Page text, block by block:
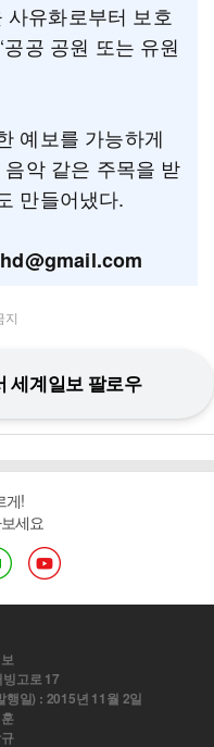
유화로부터 보호
공 공원 또는 유원
예보를 가능하게
악 같은 주목을 받
만들어냈다.
지
세계일보 팔로우
게!
세요
고로 17
행일) : 2015년 11월 2일